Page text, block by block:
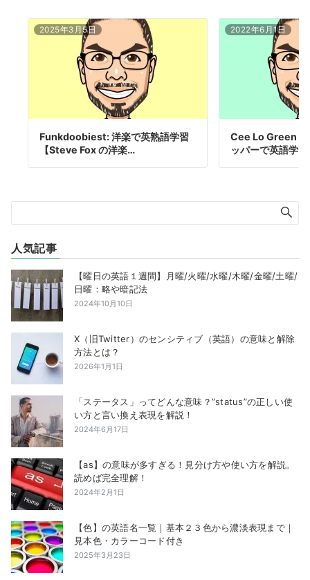
2025年3月5日
Funkdoobiest: 洋楽で英熟語学習
【Steve Fox の洋楽…
2022年6月1日
Cee Lo Green：
ッパーで英語学
人気記事
【曜日の英語１週間】月曜/火曜/水曜/木曜/金曜/土曜/
日曜：略や暗記法
2024年10月10日
X（旧Twitter）のセンシティブ（英語）の意味と解除
方法とは？
2026年1月1日
「ステータス」ってどんな意味？”status”の正しい使
い方と言い換え表現を解説！
2024年6月17日
【as】の意味が多すぎる！見分け方や使い方を解説。
読めば完全理解！
2024年2月1日
【色】の英語名一覧｜基本２３色から濃淡表現まで｜
見本色・カラーコード付き
2025年3月23日